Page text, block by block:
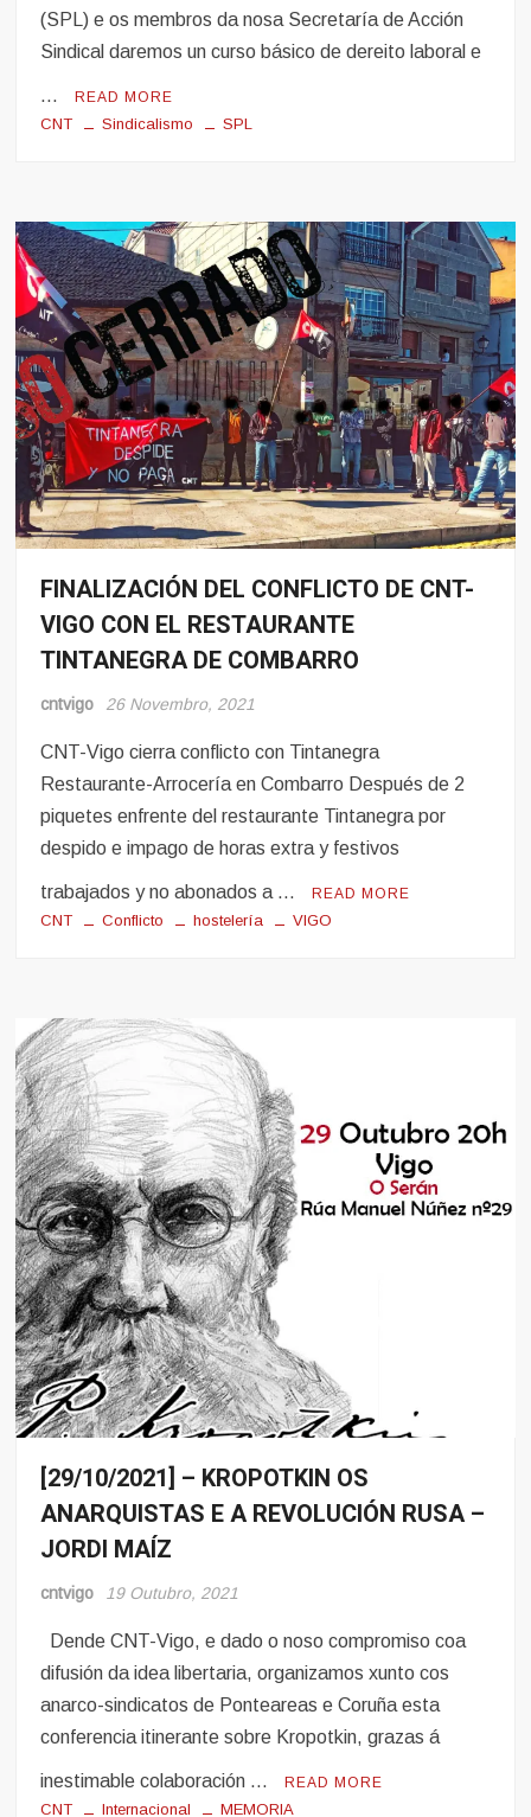
(SPL) e os membros da nosa Secretaría de Acción
Sindical daremos un curso básico de dereito laboral e
… READ MORE
CNT Sindicalismo SPL
Conflito
Hosteleria
FINALIZACIÓN DEL CONFLICTO DE CNT-
VIGO CON EL RESTAURANTE
TINTANEGRA DE COMBARRO
cntvigo 26 Novembro, 2021
CNT-Vigo cierra conflicto con Tintanegra
Restaurante-Arrocería en Combarro Después de 2
piquetes enfrente del restaurante Tintanegra por
despido e impago de horas extra y festivos
trabajados y no abonados a … READ MORE
CNT Conflicto hostelería VIGO
Eventos
[29/10/2021] – KROPOTKIN OS
ANARQUISTAS E A REVOLUCIÓN RUSA –
JORDI MAÍZ
cntvigo 19 Outubro, 2021
Dende CNT-Vigo, e dado o noso compromiso coa
difusión da idea libertaria, organizamos xunto cos
anarco-sindicatos de Ponteareas e Coruña esta
conferencia itinerante sobre Kropotkin, grazas á
inestimable colaboración … READ MORE
CNT Internacional MEMORIA